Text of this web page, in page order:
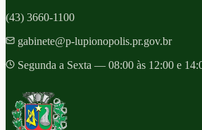
(43) 3660-1100
gabinete@p-lupionopolis.pr.gov.br
Segunda a Sexta — 08:00 às 12:00 e